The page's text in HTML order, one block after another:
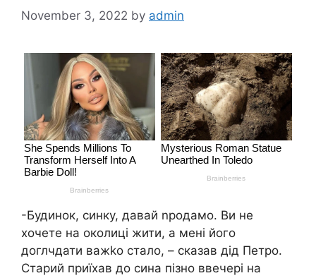
November 3, 2022 by admin
-Будинок, синку, давай nродамо. Ви не
хочете на околиці жити, а мені його
доглчдати важkо стало, – сказав дід Петро.
Старий приїхав до сина пізно ввечері на